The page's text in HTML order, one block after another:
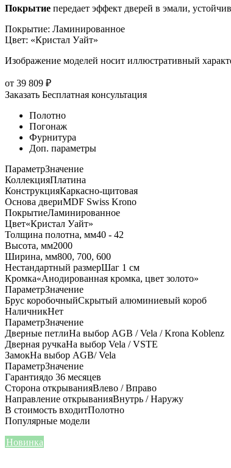
Покрытие передает эффект дверей в эмали,
Покрытие: Ламинированное
Цвет: «Кристал Уайт»
Изображение моделей носит иллюстративный
от 39 809 ₽
Заказать Бесплатная консультация
Полотно
Погонаж
Фурнитура
Доп. параметры
ПараметрЗначение
КоллекцияПлатина
КонструкцияКаркасно-щитовая
Основа двериMDF Swiss Krono
ПокрытиеЛаминированное
Цвет«Кристал Уайт»
Толщина полотна, мм40 - 42
Высота, мм2000
Ширина, мм800, 700, 600
Нестандартный размерШаг 1 см
Кромка«Анодированная кромка, цвет золото»
ПараметрЗначение
Брус коробочныйСкрытый алюминиевый короб
НаличникНет
ПараметрЗначение
Дверные петлиНа выбор AGB / Vela / Krona Koblenz
Дверная ручкаНа выбор Vela / VSTE
ЗамокНа выбор AGB/ Vela
ПараметрЗначение
Гарантиядо 36 месяцев
Сторона открыванияВлево / Вправо
Направление открыванияВнутрь / Наружу
В стоимость входитПолотно
Популярные модели
Новинка